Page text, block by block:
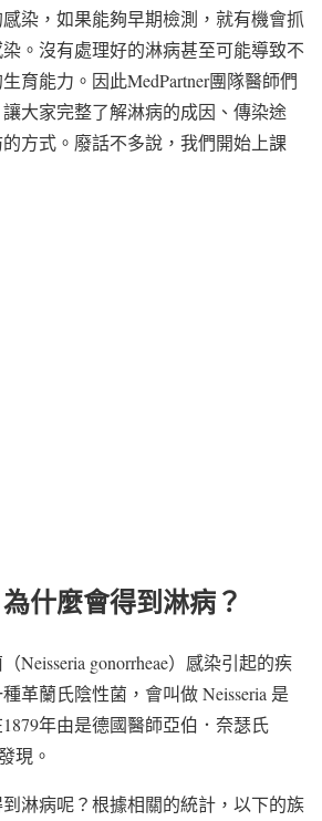
染，如果能夠早期檢測，就有機會抓
。沒有處理好的淋病甚至可能導致不
育能力。因此MedPartner團隊醫師們
大家完整了解淋病的成因、傳染途
方式。廢話不多說，我們開始上課
什麼會得到淋病？
Neisseria gonorrheae）感染引起的疾
革蘭氏陰性菌，會叫做 Neisseria 是
年由是德國醫師亞伯．奈瑟氏
現。
淋病呢？根據相關的統計，以下的族